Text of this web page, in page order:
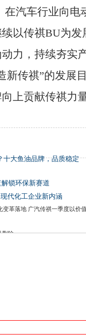
在汽车行业向电
以传祺BU为
力，持续夯实
新传祺”的发展
上贡献传祺力
十大鱼油品牌，品质稳定
锁环保新赛道
代化工企业新内涵
革落地 广汽传祺一季度以价
删除